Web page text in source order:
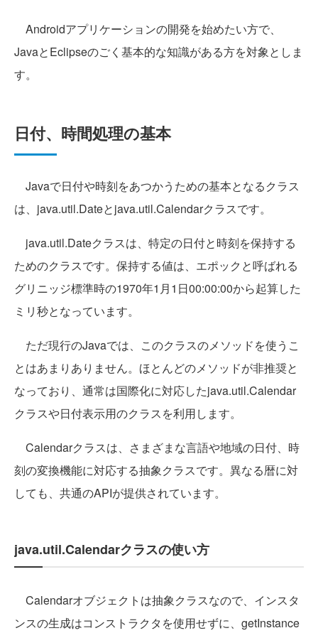
Androidアプリケーションの開発を始めたい方で、
JavaとEclipseのごく基本的な知識がある方を対象としま
す。
日付、時間処理の基本
Javaで日付や時刻をあつかうための基本となるクラス
は、java.util.Dateとjava.util.Calendarクラスです。
java.util.Dateクラスは、特定の日付と時刻を保持する
ためのクラスです。保持する値は、エポックと呼ばれる
グリニッジ標準時の1970年1月1日00:00:00から起算した
ミリ秒となっています。
ただ現行のJavaでは、このクラスのメソッドを使うこ
とはあまりありません。ほとんどのメソッドが非推奨と
なっており、通常は国際化に対応したjava.util.Calendar
クラスや日付表示用のクラスを利用します。
Calendarクラスは、さまざまな言語や地域の日付、時
刻の変換機能に対応する抽象クラスです。異なる暦に対
しても、共通のAPIが提供されています。
java.util.Calendarクラスの使い方
Calendarオブジェクトは抽象クラスなので、インスタ
ンスの生成はコンストラクタを使用せずに、getInstance